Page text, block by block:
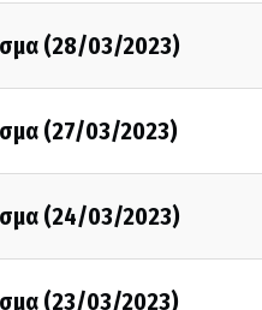
(28/03/2023)
(27/03/2023)
(24/03/2023)
(23/03/2023)